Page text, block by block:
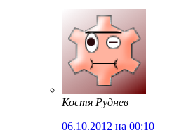
Костя Руднев
06.10.2012 на 00:10